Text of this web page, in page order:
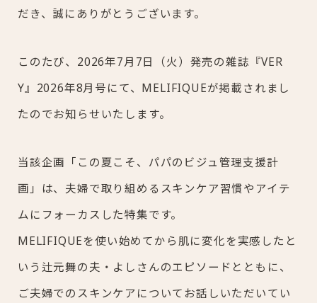
だき、誠にありがとうございます。
このたび、2026年7月7日（火）発売の雑誌『VER
Y』2026年8月号にて、MELIFIQUEが掲載されまし
たのでお知らせいたします。
当該企画「この夏こそ、パパのビジュ管理支援計
画」は、夫婦で取り組めるスキンケア習慣やアイテ
ムにフォーカスした特集です。
MELIFIQUEを使い始めてから肌に変化を実感したと
いう辻元舞の夫・よしさんのエピソードとともに、
ご夫婦でのスキンケアについてお話しいただいてい